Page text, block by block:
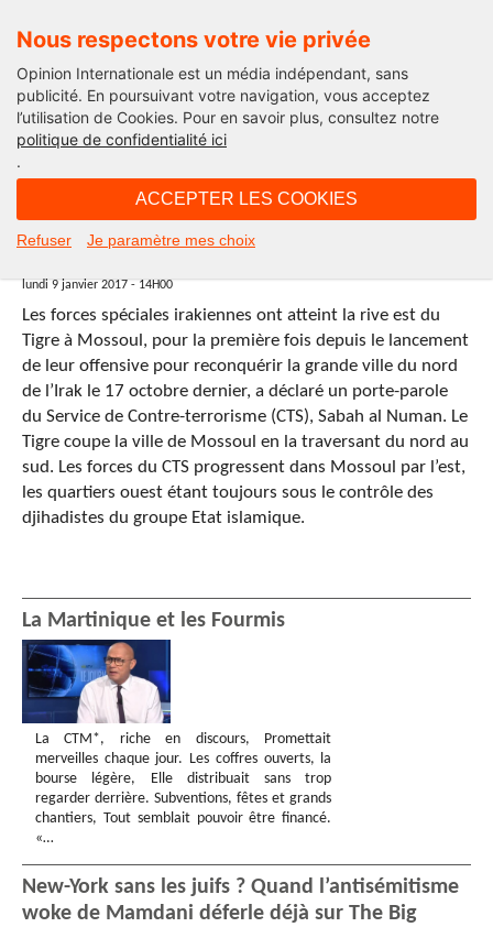
Nous respectons votre vie privée
Opinion Internationale est un média indépendant, sans
publicité. En poursuivant votre navigation, vous acceptez
l’utilisation de Cookies. Pour en savoir plus, consultez notre
politique de confidentialité ici
.
ACCEPTER LES COOKIES
Refuser Je paramètre mes choix
Les forces irakiennes atteignent le
Tigre à Mossoul
lundi 9 janvier 2017 - 14H00
Les forces spéciales irakiennes ont atteint la rive est du
Tigre à Mossoul, pour la première fois depuis le lancement
de leur offensive pour reconquérir la grande ville du nord
de l’Irak le 17 octobre dernier, a déclaré un porte-parole
du Service de Contre-terrorisme (CTS), Sabah al Numan. Le
Tigre coupe la ville de Mossoul en la traversant du nord au
sud. Les forces du CTS progressent dans Mossoul par l’est,
les quartiers ouest étant toujours sous le contrôle des
djihadistes du groupe Etat islamique.
La Martinique et les Fourmis
La CTM*, riche en discours, Promettait
merveilles chaque jour. Les coffres ouverts, la
bourse légère, Elle distribuait sans trop
regarder derrière. Subventions, fêtes et grands
chantiers, Tout semblait pouvoir être financé.
«…
New-York sans les juifs ? Quand l’antisémitisme
woke de Mamdani déferle déjà sur The Big